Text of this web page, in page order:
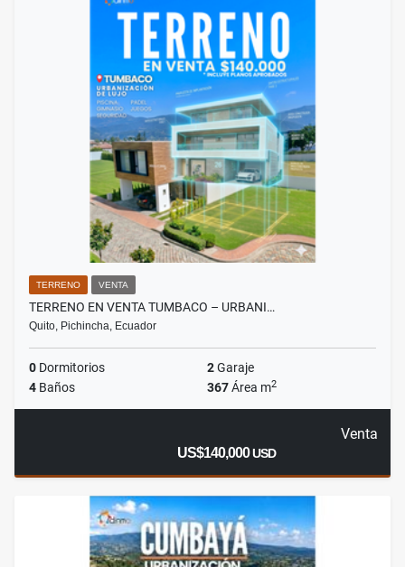
TERRENO VENTA
TERRENO EN VENTA TUMBACO – URBANI…
Quito, Pichincha, Ecuador
0 Dormitorios 2Garaje
4 Baños 367Área m2
Venta
US$140,000USD